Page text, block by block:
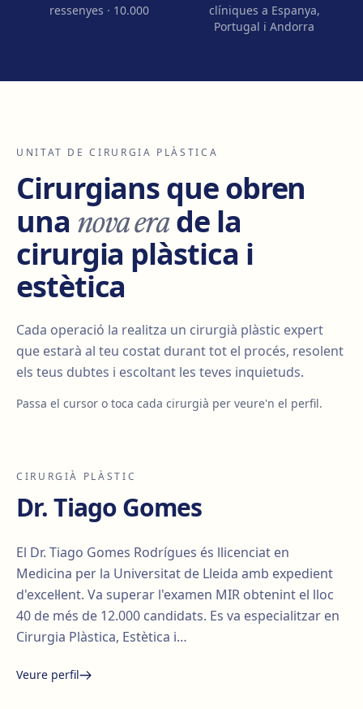
ressenyes · 10.000
clíniques a Espanya,
Portugal i Andorra
UNITAT DE CIRURGIA PLÀSTICA
Cirurgians que obren
una nova erade la
cirurgia plàstica i
estètica
Cada operació la realitza un cirurgià plàstic expert
que estarà al teu costat durant tot el procés, resolent
els teus dubtes i escoltant les teves inquietuds.
Passa el cursor o toca cada cirurgià per veure'n el perfil.
CIRURGIÀ PLÀSTIC
Dr. Tiago Gomes
El Dr. Tiago Gomes Rodrígues és llicenciat en
Medicina per la Universitat de Lleida amb expedient
d'excel·lent. Va superar l'examen MIR obtenint el lloc
40 de més de 12.000 candidats. Es va especialitzar en
Cirurgia Plàstica, Estètica i…
Veure perfil